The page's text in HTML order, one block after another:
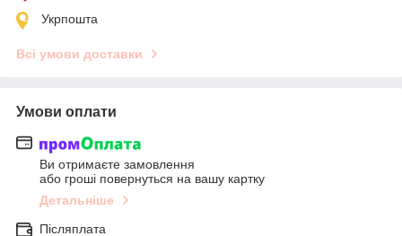
Укрпошта
Всі умови доставки
Умови оплати
Ви отримаєте замовлення
або гроші повернуться на вашу картку
Детальніше
Післяплата